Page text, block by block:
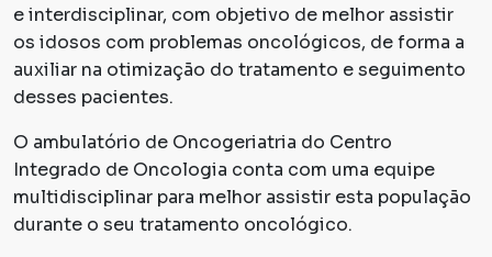
e interdisciplinar, com objetivo de melhor assistir
os idosos com problemas oncológicos, de forma a
auxiliar na otimização do tratamento e seguimento
desses pacientes.
O ambulatório de Oncogeriatria do Centro
Integrado de Oncologia conta com uma equipe
multidisciplinar para melhor assistir esta população
durante o seu tratamento oncológico.